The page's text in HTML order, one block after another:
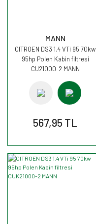
MANN
CITROEN DS3 1.4 VTi 95 70kw
95hp Polen Kabin filtresi
CU21000-2 MANN
567,95 TL